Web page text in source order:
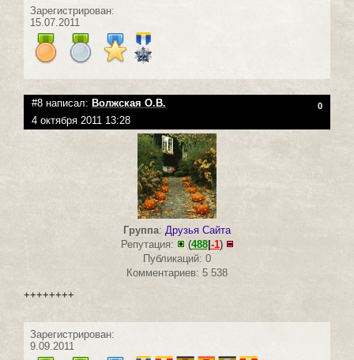
Зарегистрирован:
15.07.2011
#8 написал: Волжская О.В. 0
4 октября 2011 13:28
Группа: Друзья Сайта
Репутация:
(488| -1)
Публикаций: 0
Комментариев: 5 538
++++++++
Зарегистрирован:
9.09.2011